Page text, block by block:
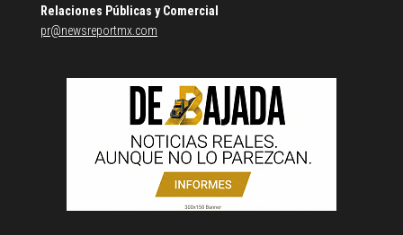
Relaciones Públicas y Comercial
pr@newsreportmx.com